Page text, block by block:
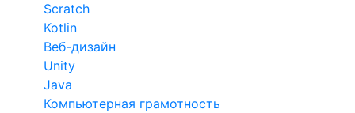
Scratch
Kotlin
Веб-дизайн
Unity
Java
Компьютерная грамотность